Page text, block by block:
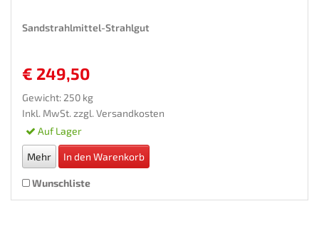
Sandstrahlmittel-Strahlgut
€ 249,50
Gewicht: 250 kg
Inkl. MwSt. zzgl. Versandkosten
Auf Lager
Mehr In den Warenkorb
Wunschliste